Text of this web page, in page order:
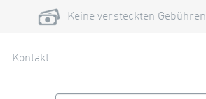
Keine versteckten Gebühren
Kontakt